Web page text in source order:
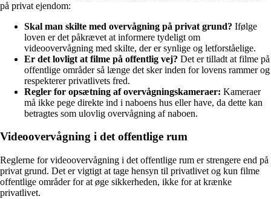
på privat ejendom:
Skal man skilte med overvågning på privat grund? Ifølge
loven er det påkrævet at informere tydeligt om
videoovervågning med skilte, der er synlige og letforståelige.
Er det lovligt at filme på offentlig vej? Det er tilladt at filme på
offentlige områder så længe det sker inden for lovens rammer og
respekterer privatlivets fred.
Regler for opsætning af overvågningskameraer: Kameraer
må ikke pege direkte ind i naboens hus eller have, da dette kan
betragtes som ulovlig overvågning af naboen.
Videoovervågning i det offentlige rum
Reglerne for videoovervågning i det offentlige rum er strengere end på
privat grund. Det er vigtigt at tage hensyn til privatlivet og kun filme
offentlige områder for at øge sikkerheden, ikke for at krænke
privatlivet.